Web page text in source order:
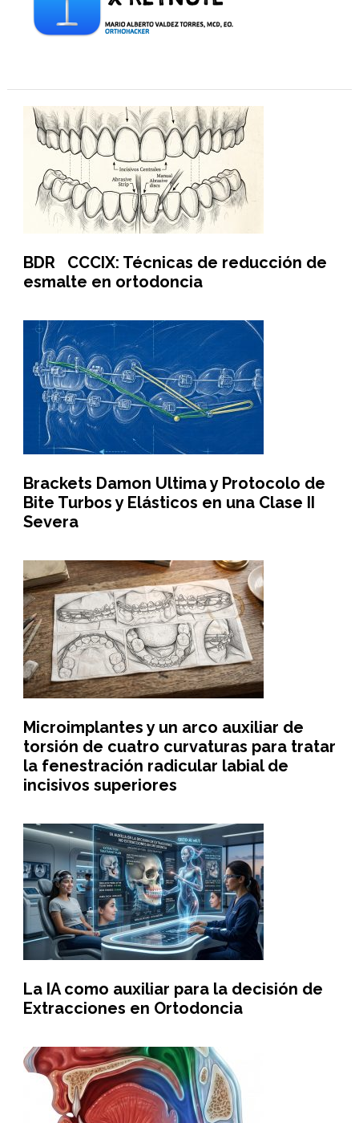
BDR CCCIX: Técnicas de reducción de
esmalte en ortodoncia
Brackets Damon Ultima y Protocolo de
Bite Turbos y Elásticos en una Clase II
Severa
Microimplantes y un arco auxiliar de
torsión de cuatro curvaturas para tratar
la fenestración radicular labial de
incisivos superiores
La IA como auxiliar para la decisión de
Extracciones en Ortodoncia